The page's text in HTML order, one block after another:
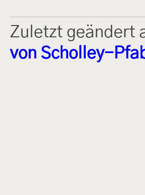
Zuletzt geändert
von Scholley-